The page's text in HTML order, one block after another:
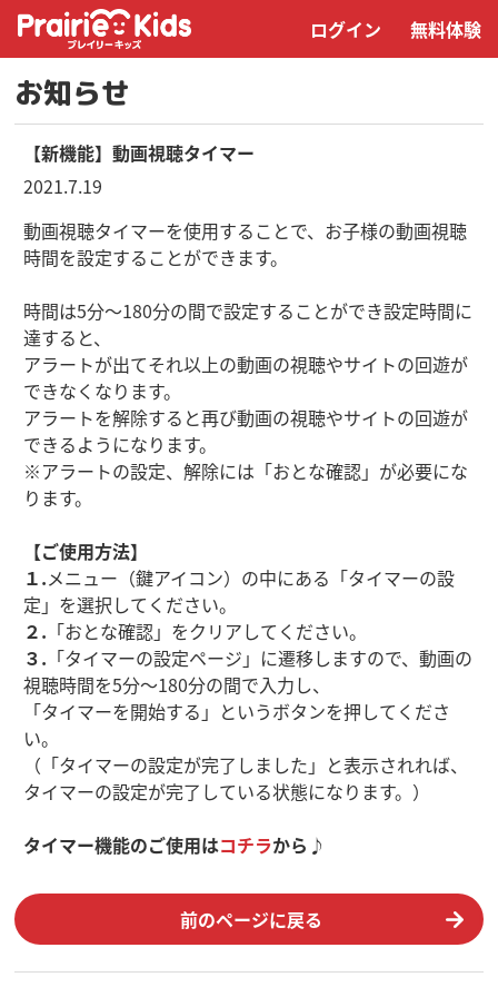
ログイン 無料体験
お知らせ
【新機能】動画視聴タイマー
2021.7.19
動画視聴タイマーを使用することで、お子様の動画視聴
時間を設定することができます。
時間は5分〜180分の間で設定することができ設定時間に
達すると、
アラートが出てそれ以上の動画の視聴やサイトの回遊が
できなくなります。
アラートを解除すると再び動画の視聴やサイトの回遊が
できるようになります。
※アラートの設定、解除には「おとな確認」が必要にな
ります。
【ご使用方法】
１.メニュー（鍵アイコン）の中にある「タイマーの設
定」を選択してください。
２. 「おとな確認」をクリアしてください。
３. 「タイマーの設定ページ」に遷移しますので、動画の
視聴時間を5分〜180分の間で入力し、
「タイマーを開始する」というボタンを押してくださ
い。
（「タイマーの設定が完了しました」と表示されれば、
タイマーの設定が完了している状態になります。）
タイマー機能のご使用はコチラから♪
前のページに戻る